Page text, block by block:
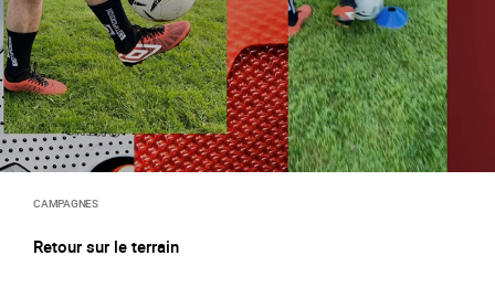
CAMPAGNES
Retour sur le terrain